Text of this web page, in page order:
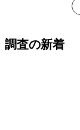
調査の新着